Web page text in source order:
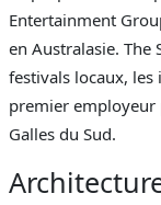
Entertainment
en Australasie. The
festivals locaux,
premier employeur
Galles du Sud.